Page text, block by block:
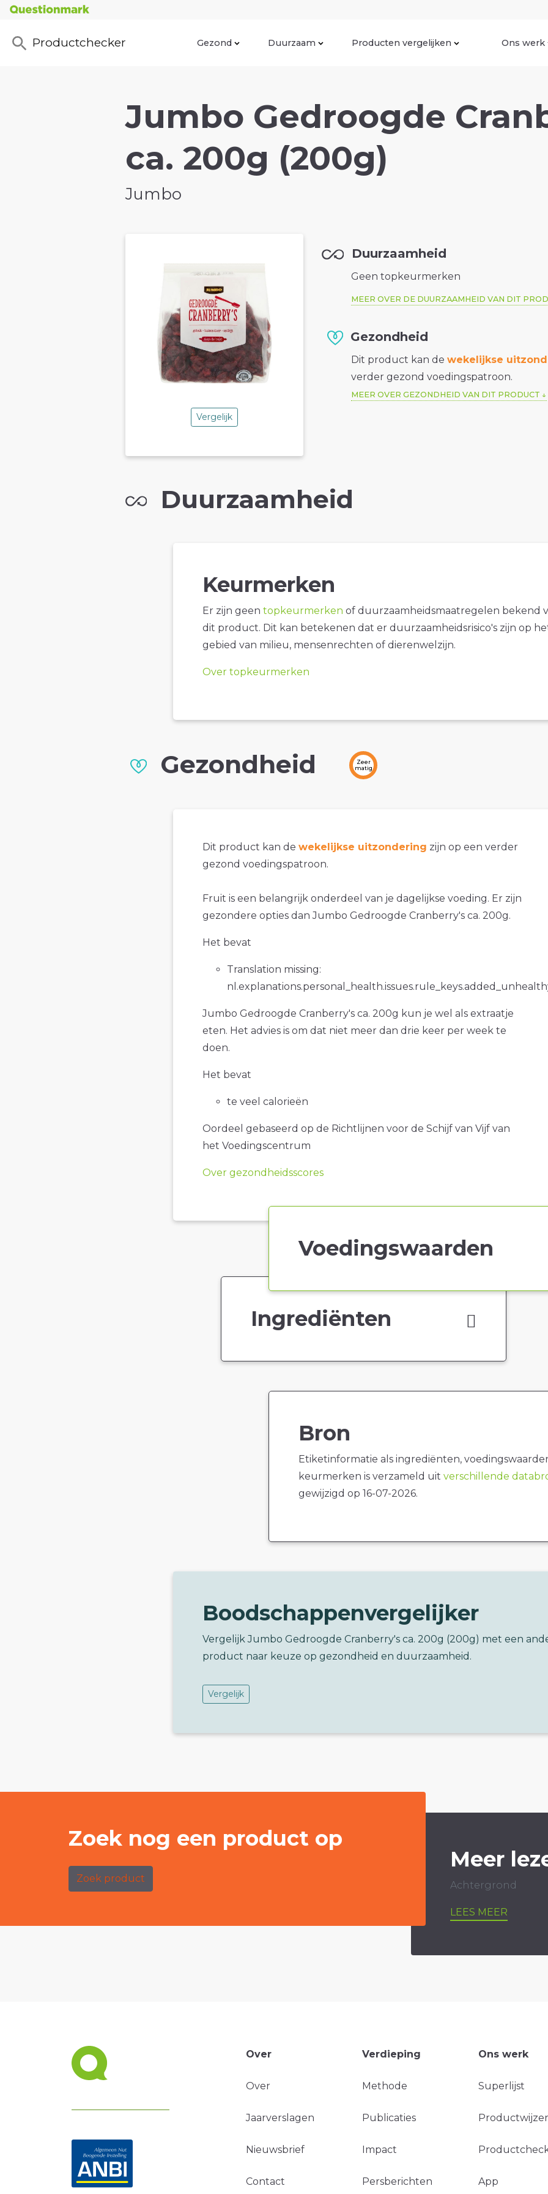
Productchecker Gezond Duurzaam Producten vergelijken Ons werk
Jumbo Gedroogde
ca. 200g (200g)
Jumbo
Vergelijk
Duurzaamheid
Geen topkeurmerken
MEER OVER DE DUURZAAMHEID VAN DIT
Gezondheid
Dit product kan dewekelijkse
verder gezond voedingspatroon.
MEER OVER GEZONDHEID VAN DIT PRODUCT
Duurzaamheid
Keurmerken
Er zijn geen topkeurmerken of duurzaamheidsmaatregelen bekend
dit product. Dit kan betekenen dat er duurzaamheidsrisico's zijn op
gebied van milieu, mensenrechten of dierenwelzijn.
Over topkeurmerken
Gezondheid
Zeer
matig
Dit product kan de wekelijkse uitzondering zijn op een verder
gezond voedingspatroon.
Fruit is een belangrijk onderdeel van je dagelijkse voeding. Er zijn
gezondere opties dan Jumbo Gedroogde Cranberry's ca. 200g.
Het bevat
Translation missing:
Jumbo Gedroogde Cranberry's ca. 200g kun je wel als extraatje
eten. Het advies is om dat niet meer dan drie keer per week te
doen.
Het bevat
te veel calorieën
Oordeel gebaseerd op de Richtlijnen voor de Schijf van Vijf van
het Voedingscentrum
Over gezondheidsscores
Voedingswaarden
Ingrediënten
Bron
Etiketinformatie als ingrediënten,
keurmerken is verzameld uit verschillende
gewijzigd op 16-07-2026.
Boodschappenvergelijker
Vergelijk Jumbo Gedroogde Cranberry's ca. 200g (200g) met een
product naar keuze op gezondheid en duurzaamheid.
Vergelijk
Zoek nog een product op
Zoek product
Meer
Achtergrond
LEES MEER
Over
Over
Jaarverslagen
Nieuwsbrief
Contact
Verdieping
Methode
Publicaties
Impact
Persberichten
Ons werk
Superlijst
App